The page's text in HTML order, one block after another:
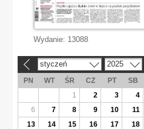
Wydanie: 13088
styczeń 2025
PN WT ŚR CZ PT SB
1
2 3 4
6
7 8 9 10 11
13
14 15 16 17 18